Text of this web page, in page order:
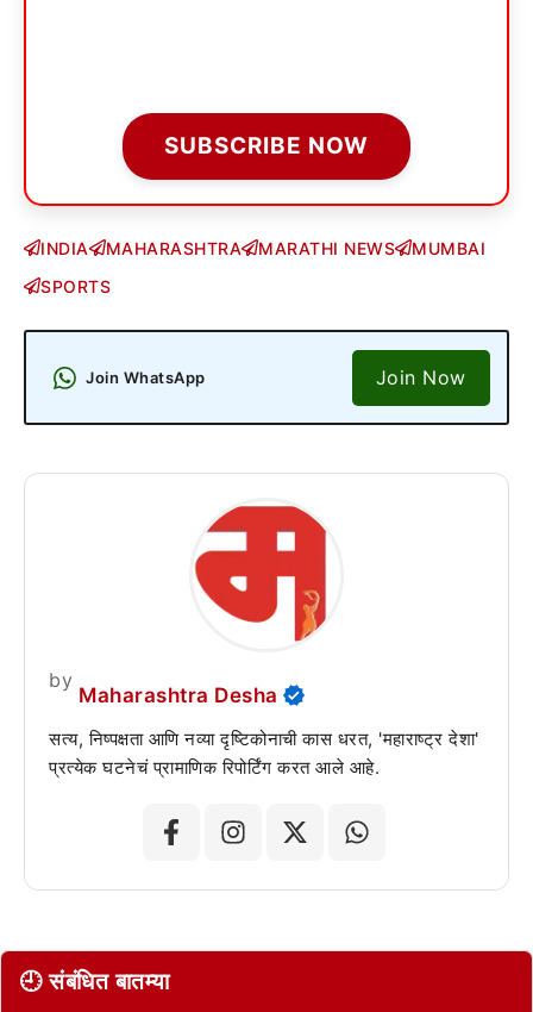
SUBSCRIBE NOW
INDIA MAHARASHTRA MARATHI NEWS
MUMBAI
SPORTS
Join WhatsApp Join Now
by
Maharashtra Desha
सत्य, निष्पक्षता आणि नव्या दृष्टिकोनाची कास धरत, 'महाराष्ट्र देशा'
प्रत्येक घटनेचं प्रामाणिक रिपोर्टिंग करत आले आहे.
🕘 संबंधित बातम्या